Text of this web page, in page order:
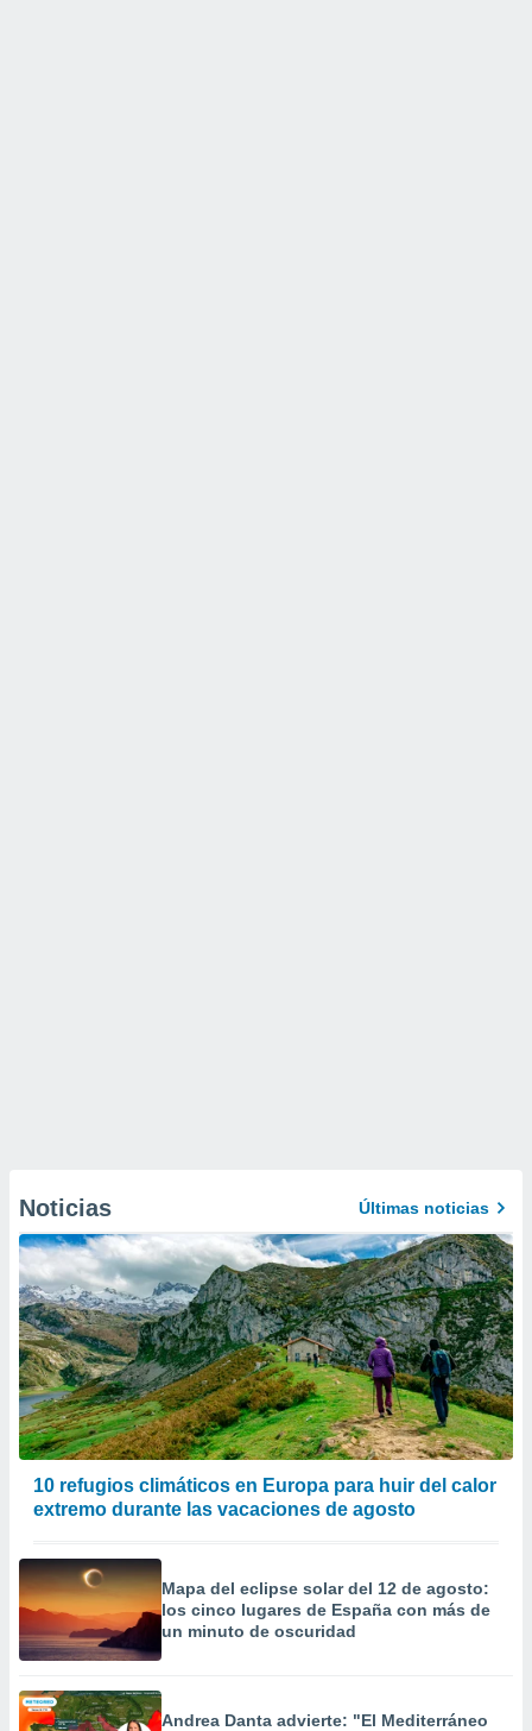
Noticias Últimas noticias
10 refugios climáticos en Europa para huir del calor
extremo durante las vacaciones de agosto
Mapa del eclipse solar del 12 de agosto:
los cinco lugares de España con más de
un minuto de oscuridad
Andrea Danta advierte: "El Mediterráneo